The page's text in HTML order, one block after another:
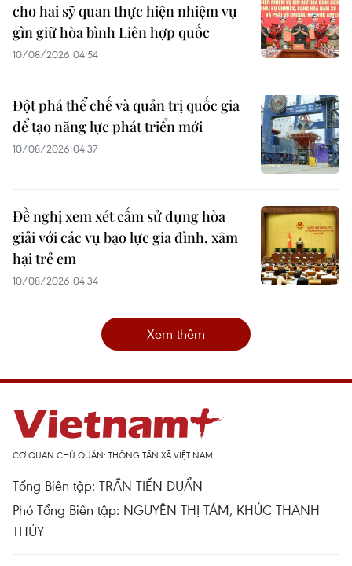
cho hai sỹ quan thực hiện nhiệm vụ
gìn giữ hòa bình Liên hợp quốc
10/08/2026 04:54
Đột phá thể chế và quản trị quốc gia
để tạo năng lực phát triển mới
10/08/2026 04:37
Đề nghị xem xét cấm sử dụng hòa
giải với các vụ bạo lực gia đình, xâm
hại trẻ em
10/08/2026 04:34
Xem thêm
CƠ QUAN CHỦ QUẢN: THÔNG TẤN XÃ VIỆT NAM
Tổng Biên tập: TRẦN TIẾN DUẨN
Phó Tổng Biên tập: NGUYỄN THỊ TÁM, KHÚC THANH
THỦY